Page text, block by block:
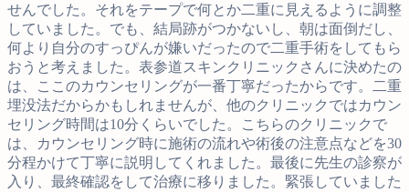
せんでした。それをテープで何とか二重に見えるように調整
していました。でも、結局跡がつかないし、朝は面倒だし、
何より自分のすっぴんが嫌いだったので二重手術をしてもら
おうと考えました。表参道スキンクリニックさんに決めたの
は、ここのカウンセリングが一番丁寧だったからです。二重
埋没法だからかもしれませんが、他のクリニックではカウン
セリング時間は10分くらいでした。こちらのクリニックで
は、カウンセリング時に施術の流れや術後の注意点などを30
分程かけて丁寧に説明してくれました。最後に先生の診察が
入り、最終確認をして治療に移りました。緊張していました